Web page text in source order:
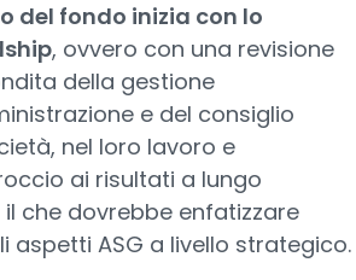
del fondo inizia con lo
, ovvero con una revisione
della gestione
e del consiglio
nel loro lavoro e
ai risultati a lungo
il che dovrebbe enfatizzare
aspetti ASG a livello strategico.